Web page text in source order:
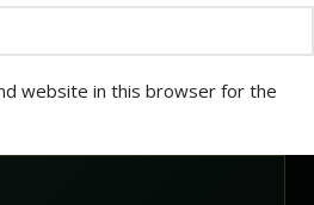
website in this browser for the